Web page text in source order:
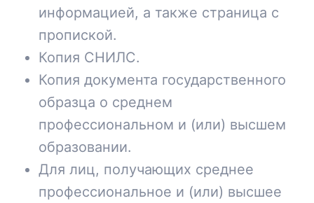
информацией, а также страница с
пропиской.
Копия СНИЛС.
Копия документа государственного
образца о среднем
профессиональном и (или) высшем
образовании.
Для лиц, получающих среднее
профессиональное и (или) высшее